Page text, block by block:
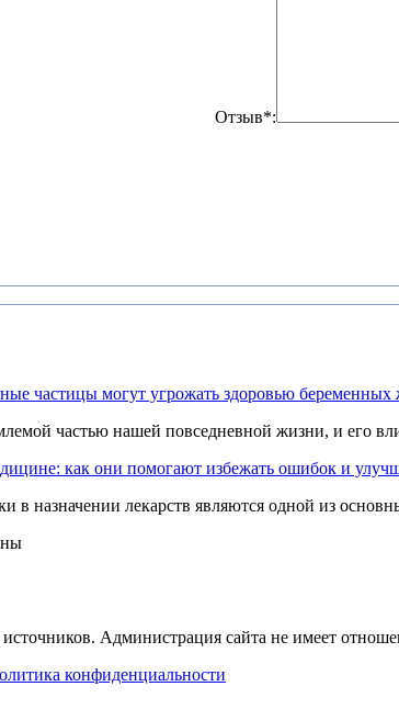
Отзыв*:
частицы могут угрожать здоровью
частью нашей повседневной жизни, и его
как они помогают избежать ошибок и
в назначении лекарств являются одной из
Администрация сайта не имеет
конфиденциальности